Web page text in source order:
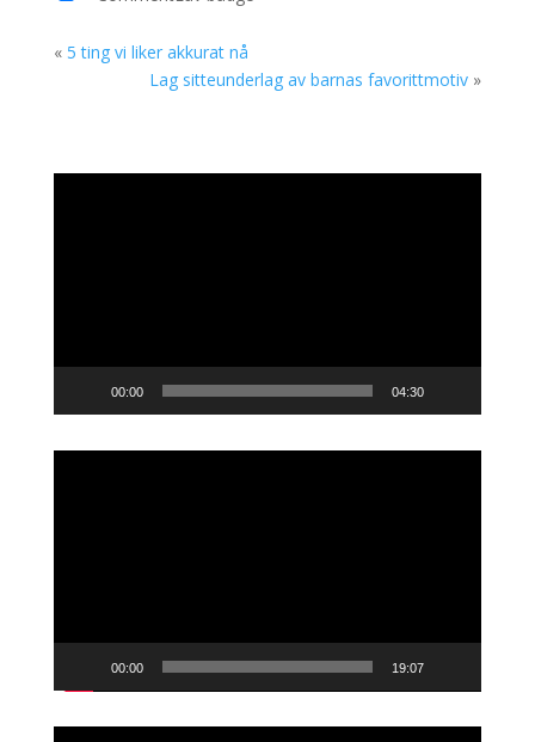
« 5 ting vi liker akkurat nå
Lag sitteunderlag av barnas favorittmotiv »
00:00 04:30
00:00 19:07